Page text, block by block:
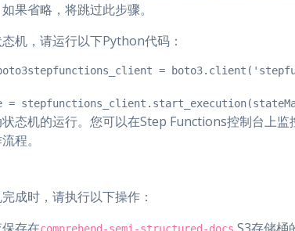
果省略，将跳过此步骤。
机，请运行以下Python代码：
=
=
态机的运行。您可以在Step Functions控制台上
程。
成时，请执行以下操作：